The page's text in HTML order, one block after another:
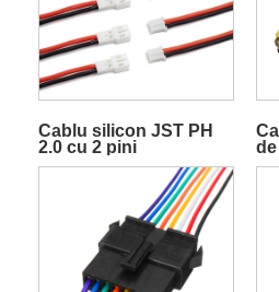
Cablu silicon JST PH
2.0 cu 2 pini